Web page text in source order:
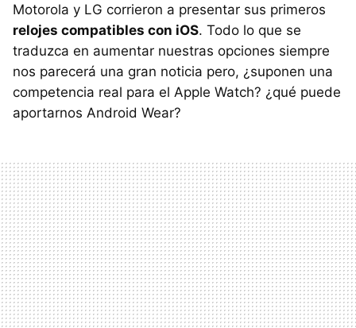
Motorola y LG corrieron a presentar sus primeros
relojes compatibles con iOS. Todo lo que se
traduzca en aumentar nuestras opciones siempre
nos parecerá una gran noticia pero, ¿suponen una
competencia real para el Apple Watch? ¿qué puede
aportarnos Android Wear?